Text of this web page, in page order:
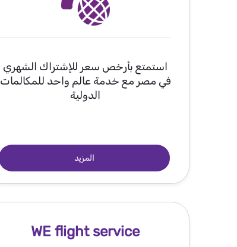
استمتع بأرخص سعر للإشتراك الشهري
في مصر مع خدمة عالم واحد للمكالمات
الدولية
المزيد
WE flight service